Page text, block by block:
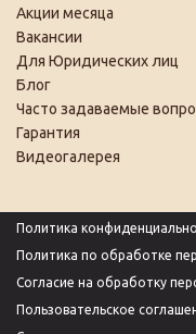
Акции месяца
Вакансии
Для Юридических лиц
Блог
Часто задаваемые
Гарантия
Видеогалерея
Политика
Политика по обработке
Согласие на обработку
Пользовательское